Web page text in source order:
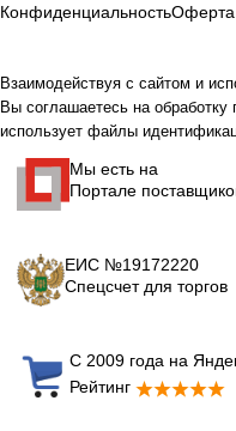
КонфиденциальностьОферта
Взаимодействуя с сайтом и
Вы соглашаетесь на
использует файлы
Мы есть на
Портале
ЕИС №19172220
Спецсчет для торгов
С 2009 года на
Рейтинг